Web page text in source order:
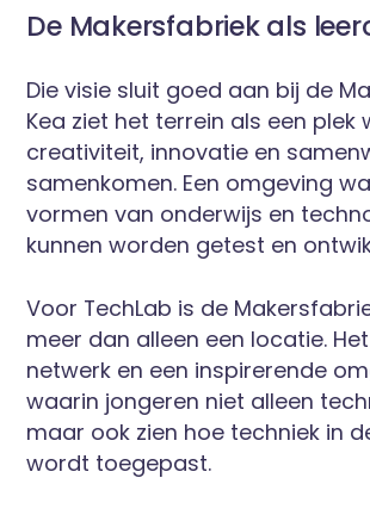
De Makersfabriek als
Die visie sluit goed aan bij de
Kea ziet het terrein als een plek
creativiteit, innovatie en
samenkomen. Een omgeving
vormen van onderwijs en
kunnen worden getest en
Voor TechLab is de
meer dan alleen een locatie.
netwerk en een inspirerende
waarin jongeren niet alleen
maar ook zien hoe techniek in
wordt toegepast.